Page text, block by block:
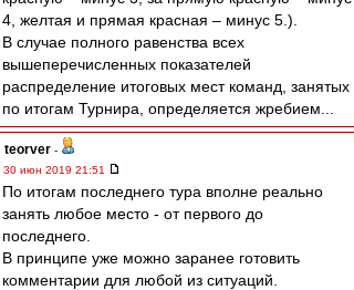
4, желтая и прямая красная – минус 5.).
В случае полного равенства всех
вышеперечисленных показателей
распределение итоговых мест команд, занятых
по итогам Турнира, определяется жребием...
teorver -
30 июн 2019 21:51
По итогам последнего тура вполне реально
занять любое место - от первого до
последнего.
В принципе уже можно заранее готовить
комментарии для любой из ситуаций.